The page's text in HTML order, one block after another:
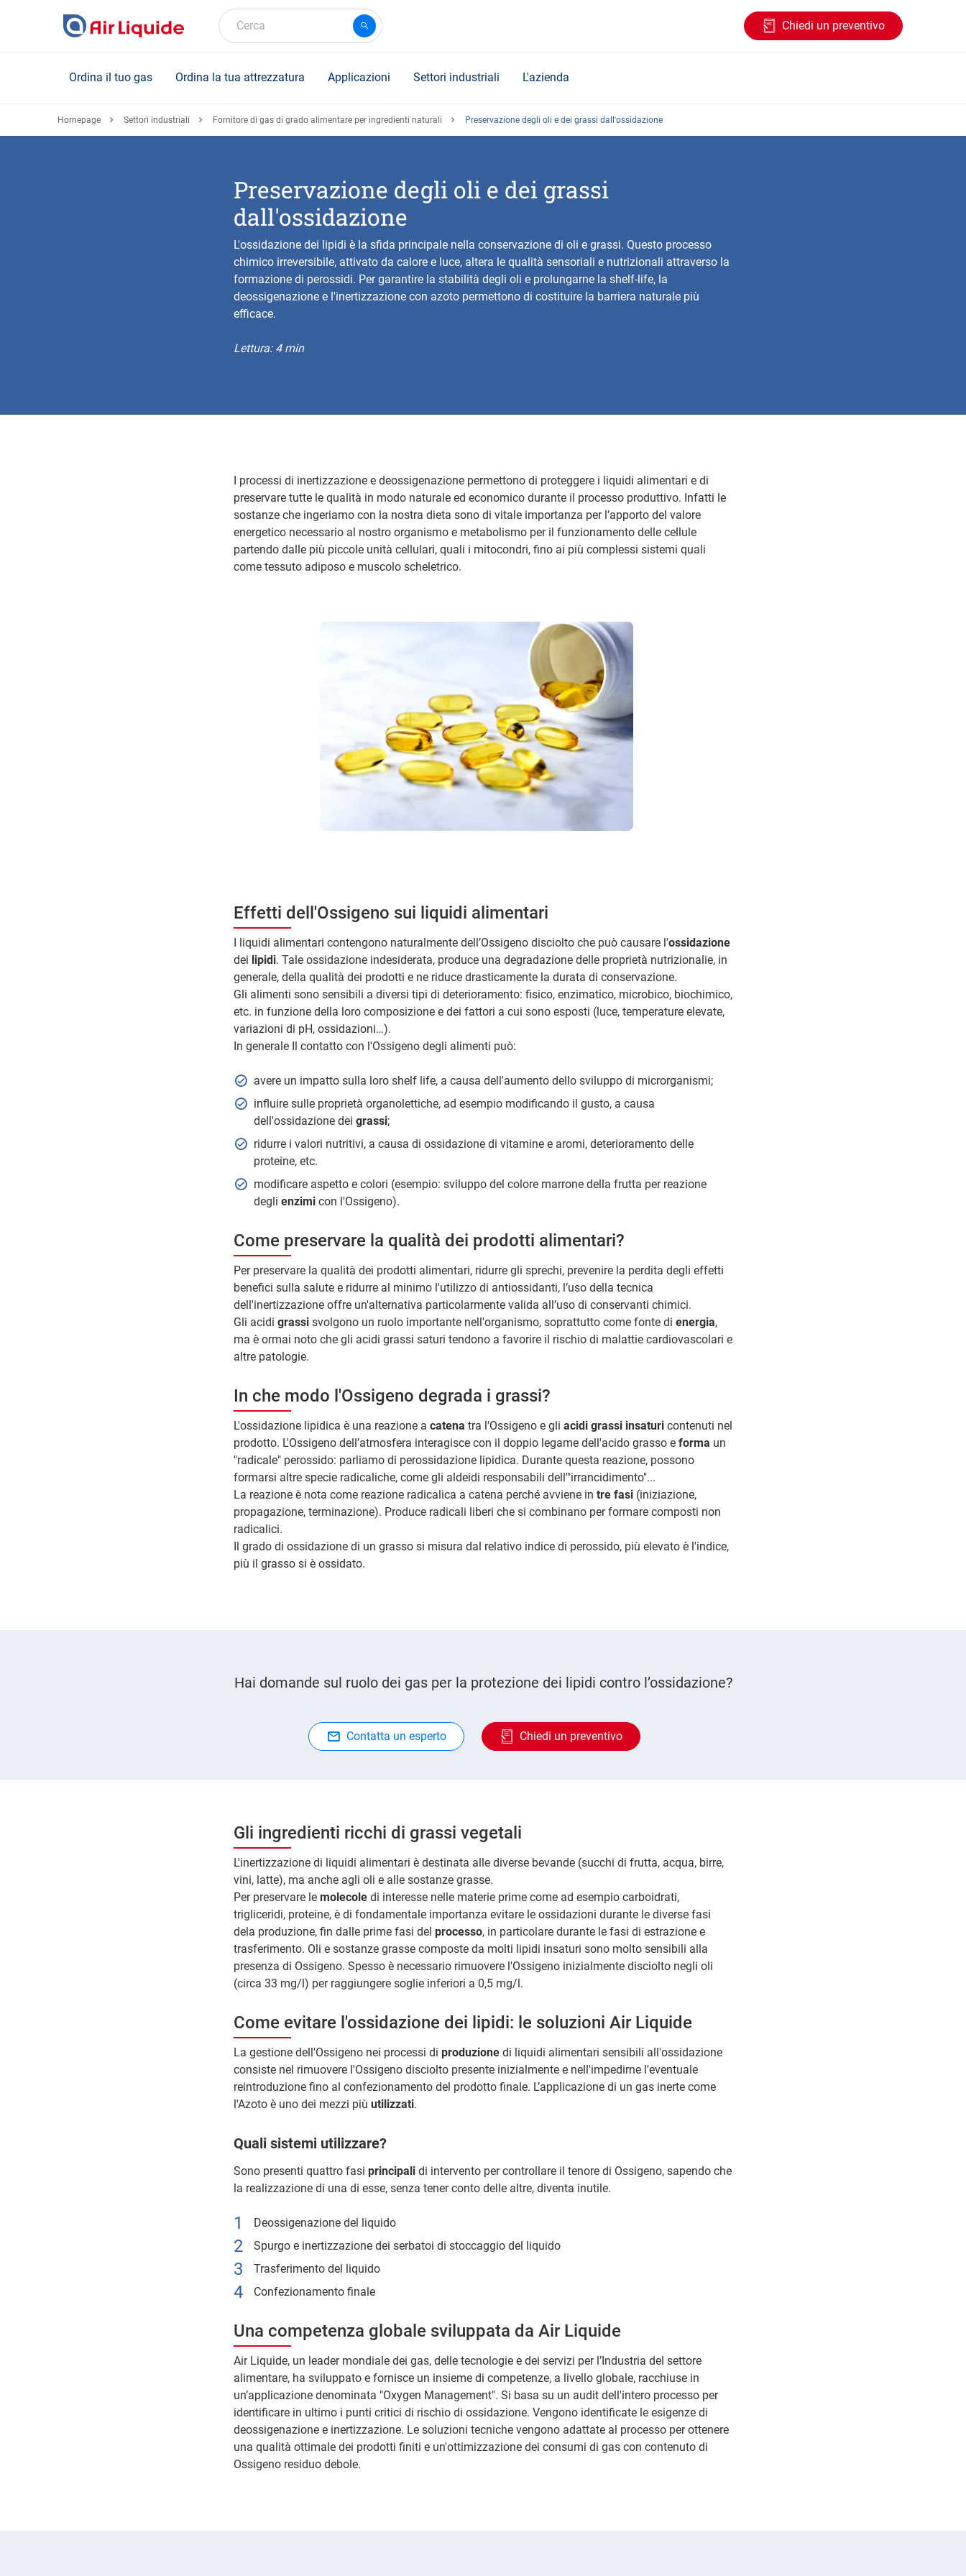
Cerca Chiedi un preventivo
Ordina il tuo gas Ordina la tua attrezzatura Applicazioni Settori industriali L'azienda
Homepage Settori industriali Fornitore di gas di grado alimentare per ingredienti naturali Preservazione degli oli e dei grassi dall'ossidazione
Preservazione degli oli e dei grassi
dall'ossidazione
L'ossidazione dei lipidi è la sfida principale nella conservazione di oli e grassi. Questo processo
chimico irreversibile, attivato da calore e luce, altera le qualità sensoriali e nutrizionali attraverso la
formazione di perossidi. Per garantire la stabilità degli oli e prolungarne la shelf-life, la
deossigenazione e l'inertizzazione con azoto permettono di costituire la barriera naturale più
efficace.
Lettura: 4 min
I processi di inertizzazione e deossigenazione permettono di proteggere i liquidi alimentari e di
preservare tutte le qualità in modo naturale ed economico durante il processo produttivo. Infatti le
sostanze che ingeriamo con la nostra dieta sono di vitale importanza per l’apporto del valore
energetico necessario al nostro organismo e metabolismo per il funzionamento delle cellule
partendo dalle più piccole unità cellulari, quali i mitocondri, fino ai più complessi sistemi quali
come tessuto adiposo e muscolo scheletrico.
Effetti dell'Ossigeno sui liquidi alimentari
I liquidi alimentari contengono naturalmente dell’Ossigeno disciolto che può causare l'ossidazione
dei lipidi. Tale ossidazione indesiderata, produce una degradazione delle proprietà nutrizionalie, in
generale, della qualità dei prodotti e ne riduce drasticamente la durata di conservazione.
Gli alimenti sono sensibili a diversi tipi di deterioramento: fisico, enzimatico, microbico, biochimico,
etc. in funzione della loro composizione e dei fattori a cui sono esposti (luce, temperature elevate,
variazioni di pH, ossidazioni…).
In generale Il contatto con l'Ossigeno degli alimenti può:
avere un impatto sulla loro shelf life, a causa dell'aumento dello sviluppo di microrganismi;
influire sulle proprietà organolettiche, ad esempio modificando il gusto, a causa
dell'ossidazione deigrassi;
ridurre i valori nutritivi, a causa di ossidazione di vitamine e aromi, deterioramento delle
proteine, etc.
modificare aspetto e colori (esempio: sviluppo del colore marrone della frutta per reazione
deglienzimicon l'Ossigeno).
Come preservare la qualità dei prodotti alimentari?
Per preservare la qualità dei prodotti alimentari, ridurre gli sprechi, prevenire la perdita degli effetti
benefici sulla salute e ridurre al minimo l'utilizzo di antiossidanti, l’uso della tecnica
dell'inertizzazione offre un'alternativa particolarmente valida all’uso di conservanti chimici.
Gli acidi grassi svolgono un ruolo importante nell'organismo, soprattutto come fonte di energia,
ma è ormai noto che gli acidi grassi saturi tendono a favorire il rischio di malattie cardiovascolari e
altre patologie.
In che modo l'Ossigeno degrada i grassi?
L'ossidazione lipidica è una reazione a catena tra l'Ossigeno e gli acidi grassi insaturicontenuti nel
prodotto. L'Ossigeno dell’atmosfera interagisce con il doppio legame dell'acido grasso e forma un
"radicale" perossido: parliamo di perossidazione lipidica. Durante questa reazione, possono
formarsi altre specie radicaliche, come gli aldeidi responsabili dell'"irrancidimento"...
La reazione è nota come reazione radicalica a catena perché avviene in tre fasi (iniziazione,
propagazione, terminazione). Produce radicali liberi che si combinano per formare composti non
radicalici.
Il grado di ossidazione di un grasso si misura dal relativo indice di perossido, più elevato è l'indice,
più il grasso si è ossidato.
Hai domande sul ruolo dei gas per la protezione dei lipidi contro l’ossidazione?
Contatta un esperto Chiedi un preventivo
Gli ingredienti ricchi di grassi vegetali
L'inertizzazione di liquidi alimentari è destinata alle diverse bevande (succhi di frutta, acqua, birre,
vini, latte), ma anche agli oli e alle sostanze grasse.
Per preservare le molecole di interesse nelle materie prime come ad esempio carboidrati,
trigliceridi, proteine, è di fondamentale importanza evitare le ossidazioni durante le diverse fasi
dela produzione, fin dalle prime fasi del processo, in particolare durante le fasi di estrazione e
trasferimento. Oli e sostanze grasse composte da molti lipidi insaturi sono molto sensibili alla
presenza di Ossigeno. Spesso è necessario rimuovere l'Ossigeno inizialmente disciolto negli oli
(circa 33 mg/l) per raggiungere soglie inferiori a 0,5 mg/l.
Come evitare l'ossidazione dei lipidi: le soluzioni Air Liquide
La gestione dell'Ossigeno nei processi di produzione di liquidi alimentari sensibili all'ossidazione
consiste nel rimuovere l'Ossigeno disciolto presente inizialmente e nell'impedirne l'eventuale
reintroduzione fino al confezionamento del prodotto finale. L’applicazione di un gas inerte come
l'Azoto è uno dei mezzi più utilizzati.
Quali sistemi utilizzare?
Sono presenti quattro fasi principalidi intervento per controllare il tenore di Ossigeno, sapendo che
la realizzazione di una di esse, senza tener conto delle altre, diventa inutile.
Deossigenazione del liquido
Spurgo e inertizzazione dei serbatoi di stoccaggio del liquido
Trasferimento del liquido
Confezionamento finale
Una competenza globale sviluppata da Air Liquide
Air Liquide, un leader mondiale dei gas, delle tecnologie e dei servizi per l’Industria del settore
alimentare, ha sviluppato e fornisce un insieme di competenze, a livello globale, racchiuse in
un’applicazione denominata "Oxygen Management". Si basa su un audit dell'intero processo per
identificare in ultimo i punti critici di rischio di ossidazione. Vengono identificate le esigenze di
deossigenazione e inertizzazione. Le soluzioni tecniche vengono adattate al processo per ottenere
una qualità ottimale dei prodotti finiti e un'ottimizzazione dei consumi di gas con contenuto di
Ossigeno residuo debole.